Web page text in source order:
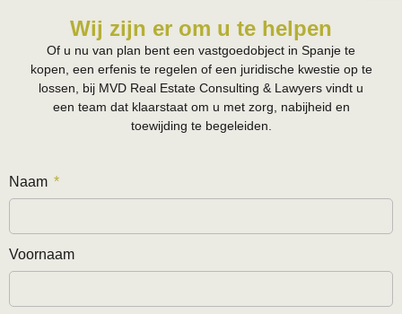
Wij zijn er om u te helpen
Of u nu van plan bent een vastgoedobject in Spanje te
kopen, een erfenis te regelen of een juridische kwestie op te
lossen, bij MVD Real Estate Consulting & Lawyers vindt u
een team dat klaarstaat om u met zorg, nabijheid en
toewijding te begeleiden.
Naam
Voornaam